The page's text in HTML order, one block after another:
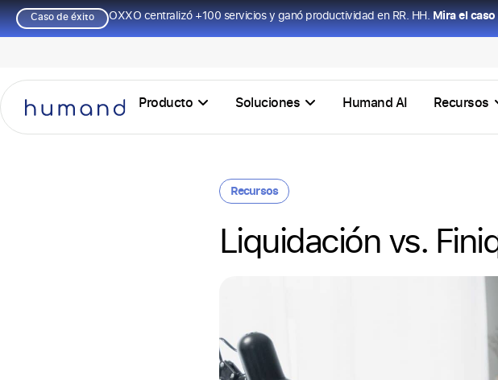
Caso de éxito OXXO centralizó +100 servicios y ganó productividad en RR. HH.Mira el
Producto Soluciones Humand AI Recursos
Recursos
Liquidación vs.